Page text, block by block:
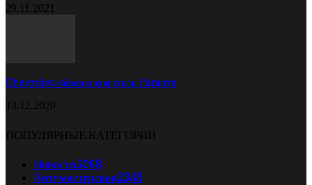
29.11.2021
Chevrolet обновил спорткар Camaro
13.12.2020
ПОПУЛЯРНЫЕ КАТЕГОРИИ
Новости5068
Автомастерская2343